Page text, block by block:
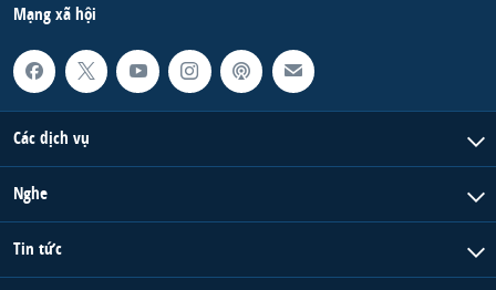
Mạng xã hội
Các dịch vụ
Nghe
Tin tức